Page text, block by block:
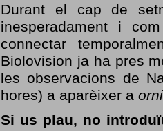
Durant el cap de
inesperadament i
connectar
Biolovision ja ha pres
les observacions de
hores) a aparèixer a
Si us plau, no